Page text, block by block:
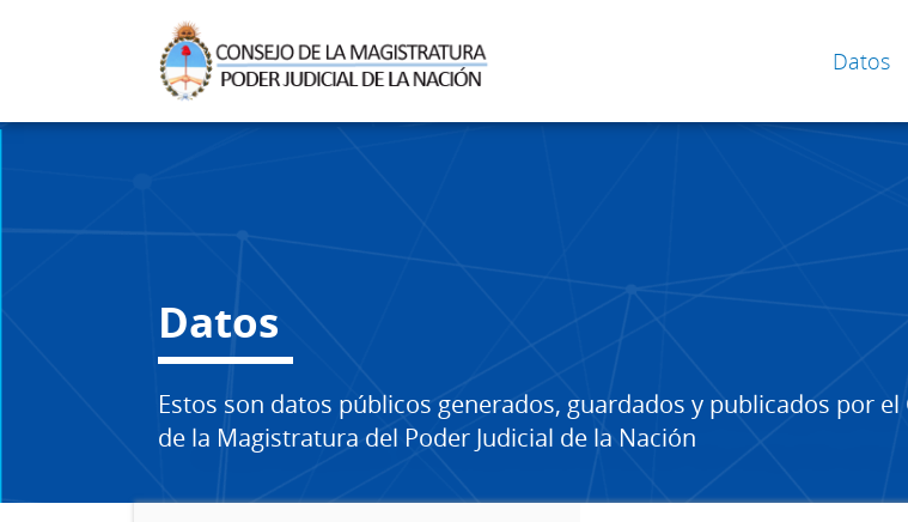
Datos
Datos
Estos son datos públicos generados, guardados y publicados por el
de la Magistratura del Poder Judicial de la Nación